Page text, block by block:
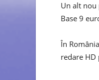
Un alt nou
Base 9
În
redare